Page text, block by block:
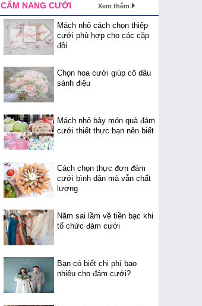
CẨM NANG CƯỚI Xem thêm
Mách nhỏ cách chọn thiệp
cưới phù hợp cho các cặp
đôi
Chọn hoa cưới giúp cô dâu
sành điệu
Mách nhỏ bảy món quà đám
cưới thiết thực bạn nên biết
Cách chọn thực đơn đám
cưới bình dân mà vẫn chất
lượng
Năm sai lầm về tiền bạc khi
tổ chức đám cưới
Bạn có biết chi phí bao
nhiêu cho đám cưới?